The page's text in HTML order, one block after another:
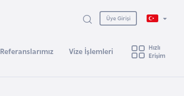
Üye Girişi
Referanslarımız Vize İşlemleri
Hızlı
Erişim